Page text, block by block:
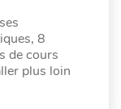
8
de cours
plus loin